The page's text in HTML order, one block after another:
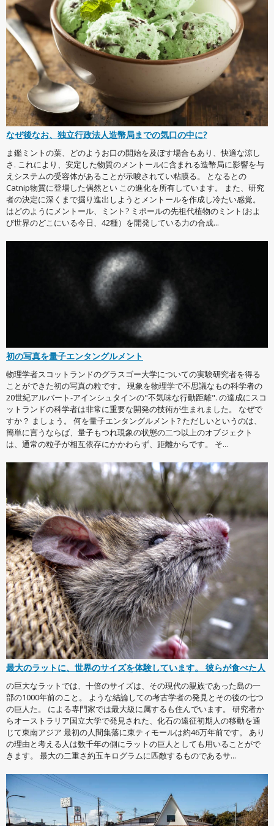
なぜ後なお、独立行政法人造幣局までの気口の中に?
ま鑑ミントの葉、どのようお口の開始を及ぼす場合もあり、快適な涼し
さ. これにより、安定した物質のメントールに含まれる造幣局に影響を与
えシステムの受容体があることが示唆されてい粘膜る。 となるとの
Catnip物質に登場した偶然とい この進化を所有しています。 また、研究
者の決定に深くまで掘り進出しようとメントールを作成し冷たい感覚。
はどのようにメントール、ミント? ミポールの先祖代植物のミント(およ
び世界のどこにいる今日、42種）を開発している力の合成...
初の写真を量子エンタングルメント
物理学者スコットランドのグラスゴー大学についての実験研究者を得る
ことができた初の写真の粒です。 現象を物理学で不思議なもの科学者の
20世紀アルバート-アインシュタインの"不気味な行動距離". の達成にスコ
ットランドの科学者は非常に重要な開発の技術が生まれました。 なぜで
すか？ ましょう。 何を量子エンタングルメント? ただしいというのは、
簡単に言うならば、量子もつれ現象の状態の二つ以上のオブジェクト
は、通常の粒子が相互依存にかかわらず、距離からです。 そ...
最大のラットに、世界のサイズを体験しています。 彼らが食べた人
の巨大なラットでは、十倍のサイズは、その現代の親族であった島の一
部の1000年前のこと。 ような結論しての考古学者の発見とその後の七つ
の巨人た。 による専門家では最大級に属するも住んでいます。 研究者か
らオーストラリア国立大学で発見された、化石の遠征初期人の移動を通
じて東南アジア 最初の人間集落に東ティモールは約46万年前です。 あり
の理由と考える人は数千年の側にラットの巨人としても用いることがで
きます。 最大の二重さ約五キログラムに匹敵するものであるサ...